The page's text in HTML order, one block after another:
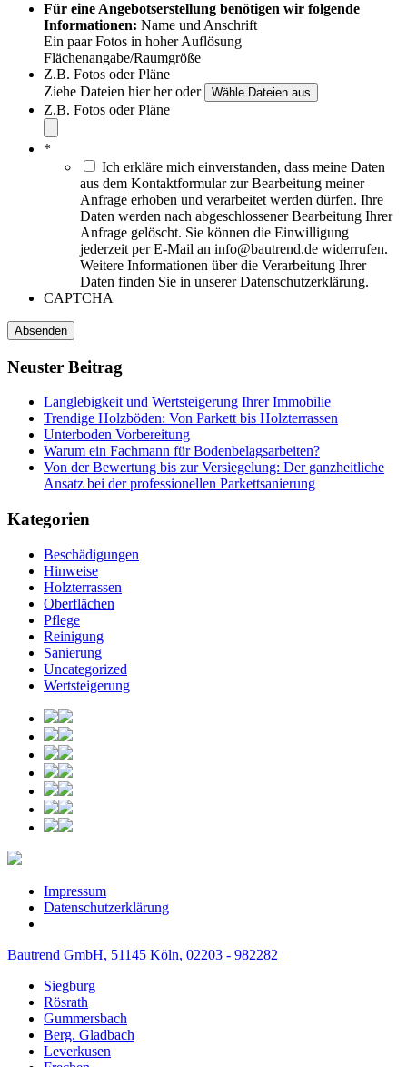
Für eine Angebotserstellung benötigen wir folgende
Informationen: Name und Anschrift
Ein paar Fotos in hoher Auflösung
Flächenangabe/Raumgröße
Z.B. Fotos oder Pläne
Ziehe Dateien hier her oder
Z.B. Fotos oder Pläne
*
Ich erkläre mich einverstanden, dass meine Daten
aus dem Kontaktformular zur Bearbeitung meiner
Anfrage erhoben und verarbeitet werden dürfen. Ihre
Daten werden nach abgeschlossener Bearbeitung Ihrer
Anfrage gelöscht. Sie können die Einwilligung
jederzeit per E-Mail an info@bautrend.de widerrufen.
Weitere Informationen über die Verarbeitung Ihrer
Daten finden Sie in unserer Datenschutzerklärung.
CAPTCHA
Neuster Beitrag
Langlebigkeit und Wertsteigerung Ihrer Immobilie
Trendige Holzböden: Von Parkett bis Holzterrassen
Unterboden Vorbereitung
Warum ein Fachmann für Bodenbelagsarbeiten?
Von der Bewertung bis zur Versiegelung: Der ganzheitliche
Ansatz bei der professionellen Parkettsanierung
Kategorien
Beschädigungen
Hinweise
Holzterrassen
Oberflächen
Pflege
Reinigung
Sanierung
Uncategorized
Wertsteigerung
Impressum
Datenschutzerklärung
Bautrend GmbH, 51145 Köln, 02203 - 982282
Siegburg
Rösrath
Gummersbach
Berg. Gladbach
Leverkusen